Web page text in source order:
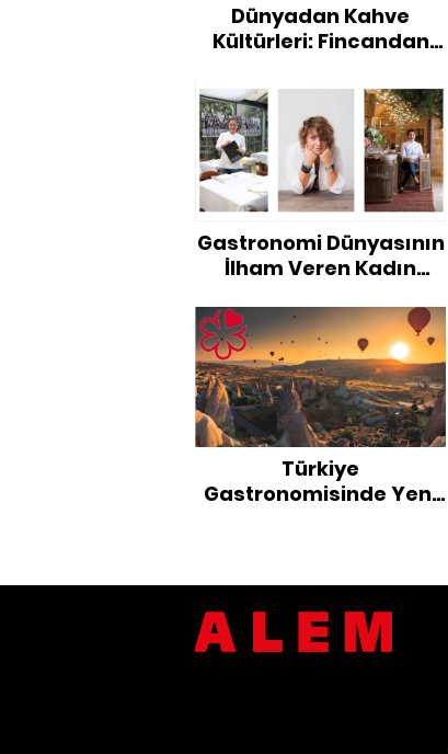
Dünyadan Kahve
Kültürleri: Fincandan
Yolculuk
Gastronomi Dünyasının
İlham Veren Kadın
Türkiye
Gastronomisinde Yeni